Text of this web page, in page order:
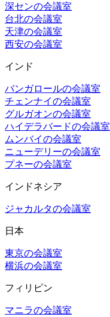
深センの会議室
台北の会議室
天津の会議室
西安の会議室
インド
バンガロールの会議室
チェンナイの会議室
グルガオンの会議室
ハイデラバードの会議室
ムンバイの会議室
ニューデリーの会議室
プネーの会議室
インドネシア
ジャカルタの会議室
日本
東京の会議室
横浜の会議室
フィリピン
マニラの会議室